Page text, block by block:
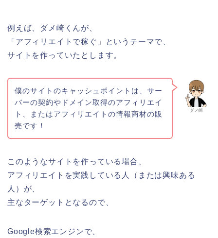
例えば、ダメ崎くんが、
「アフィリエイトで稼ぐ」というテーマで、
サイトを作っていたとします。
ダメ崎
僕のサイトのキャッシュポイントは、サー
バーの契約やドメイン取得のアフィリエイ
ト、またはアフィリエイトの情報商材の販
売です！
このようなサイトを作っている場合、
アフィリエイトを実践している人（または興味ある
人）が、
主なターゲットとなるので、
Google検索エンジンで、